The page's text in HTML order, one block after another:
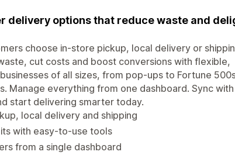
delivery options that reduce waste and
choose in-store pickup, local delivery or
cut costs and boost conversions with flexible,
of all sizes, from pop-ups to Fortune
Manage everything from one dashboard. Sync with
start delivering smarter today.
local delivery and shipping
with easy-to-use tools
from a single dashboard